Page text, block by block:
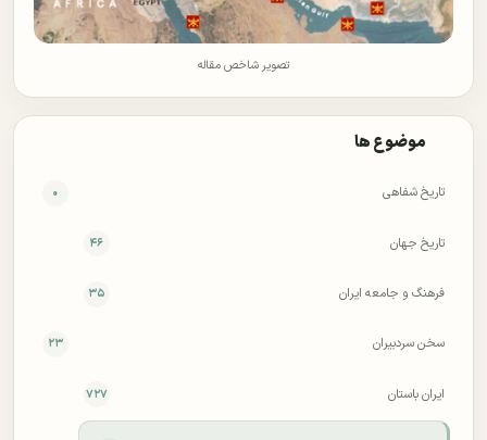
تصویر شاخص مقاله
موضوع ها
تاریخ شفاهی ۰
تاریخ جهان ۴۶
فرهنگ و جامعه ایران ۳۵
سخن سردبیران ۲۳
ایران باستان ۷۲۷